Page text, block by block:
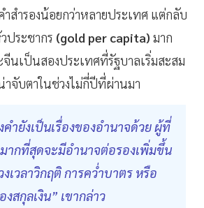
สำรองน้อยกว่าหลายประเทศ แต่กลับ
ประชากร (gold per capita) มาก
นเป็นสองประเทศที่รัฐบาลเริ่มสะสม
าจับตาในช่วงไม่กี่ปีที่ผ่านมา
ำยังเป็นเรื่องของอำนาจด้วย ผู้ที่
ากที่สุดจะมีอำนาจต่อรองเพิ่มขึ้น
เวลาวิกฤติ การคว่ำบาตร หรือ
สกุลเงิน” เขากล่าว